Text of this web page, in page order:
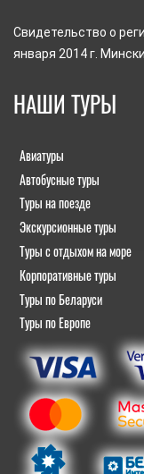
Свидетельство о
января 2014 г.
НАШИ ТУРЫ
Авиатуры
Автобусные туры
Туры на поезде
Экскурсионные туры
Туры с отдыхом на море
Корпоративные туры
Туры по Беларуси
Туры по Европе